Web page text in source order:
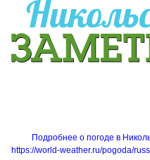
Подробнее о погоде в
https://world-weather.ru/pogoda/